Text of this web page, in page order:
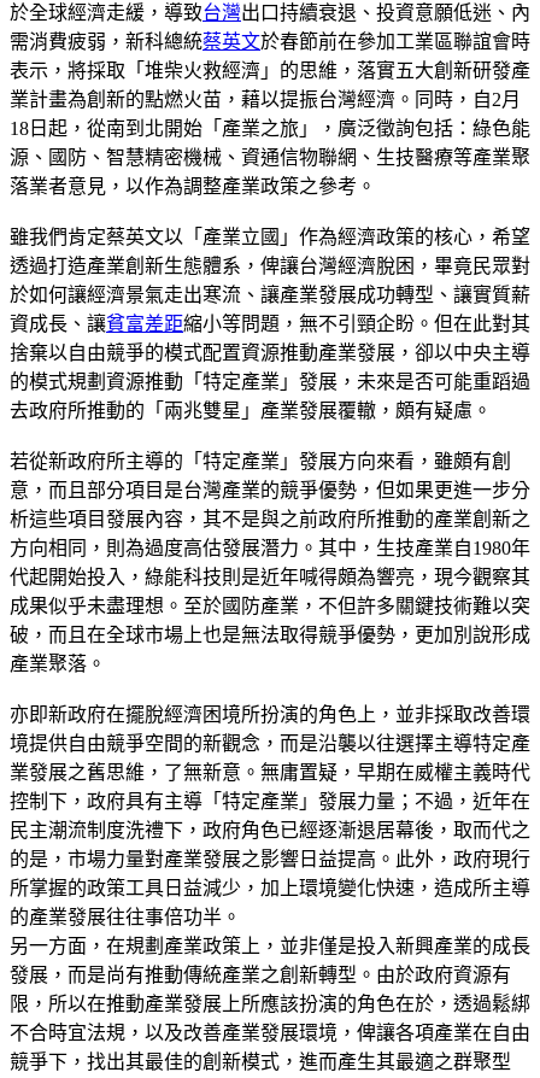
於全球經濟走緩，導致台灣出口持續衰退、投資意願低迷、內
需消費疲弱，新科總統蔡英文於春節前在參加工業區聯誼會時
表示，將採取「堆柴火救經濟」的思維，落實五大創新研發產
業計畫為創新的點燃火苗，藉以提振台灣經濟。同時，自2月
18日起，從南到北開始「產業之旅」，廣泛徵詢包括：綠色能
源、國防、智慧精密機械、資通信物聯網、生技醫療等產業聚
落業者意見，以作為調整產業政策之參考。
雖我們肯定蔡英文以「產業立國」作為經濟政策的核心，希望
透過打造產業創新生態體系，俾讓台灣經濟脫困，畢竟民眾對
於如何讓經濟景氣走出寒流、讓產業發展成功轉型、讓實質薪
資成長、讓貧富差距縮小等問題，無不引頸企盼。但在此對其
捨棄以自由競爭的模式配置資源推動產業發展，卻以中央主導
的模式規劃資源推動「特定產業」發展，未來是否可能重蹈過
去政府所推動的「兩兆雙星」產業發展覆轍，頗有疑慮。
若從新政府所主導的「特定產業」發展方向來看，雖頗有創
意，而且部分項目是台灣產業的競爭優勢，但如果更進一步分
析這些項目發展內容，其不是與之前政府所推動的產業創新之
方向相同，則為過度高估發展潛力。其中，生技產業自1980年
代起開始投入，綠能科技則是近年喊得頗為響亮，現今觀察其
成果似乎未盡理想。至於國防產業，不但許多關鍵技術難以突
破，而且在全球市場上也是無法取得競爭優勢，更加別說形成
產業聚落。
亦即新政府在擺脫經濟困境所扮演的角色上，並非採取改善環
境提供自由競爭空間的新觀念，而是沿襲以往選擇主導特定產
業發展之舊思維，了無新意。無庸置疑，早期在威權主義時代
控制下，政府具有主導「特定產業」發展力量；不過，近年在
民主潮流制度洗禮下，政府角色已經逐漸退居幕後，取而代之
的是，市場力量對產業發展之影響日益提高。此外，政府現行
所掌握的政策工具日益減少，加上環境變化快速，造成所主導
的產業發展往往事倍功半。
另一方面，在規劃產業政策上，並非僅是投入新興產業的成長
發展，而是尚有推動傳統產業之創新轉型。由於政府資源有
限，所以在推動產業發展上所應該扮演的角色在於，透過鬆綁
不合時宜法規，以及改善產業發展環境，俾讓各項產業在自由
競爭下，找出其最佳的創新模式，進而產生其最適之群聚型